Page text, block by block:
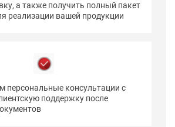
а также получить полный пакет
реализации вашей продукции
персональные консультации с
поддержку после